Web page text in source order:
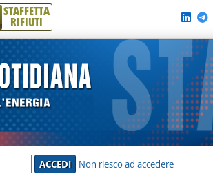
STAFFETTA
RIFIUTI
Non riesco ad accedere